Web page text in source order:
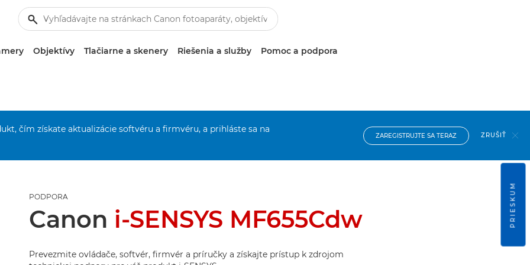
Objektívy Tlačiarne a skenery Riešenia a služby Pomoc a podpora
čím získate aktualizácie softvéru a firmvéru, a prihláste sa na
ZAREGISTRUJTE SA TERAZ ZRUŠIŤ
PODPORA
Canon i-SENSYS MF655Cdw
Prevezmite ovládače, softvér, firmvér a príručky a získajte prístup k zdrojom
PRIESKUM